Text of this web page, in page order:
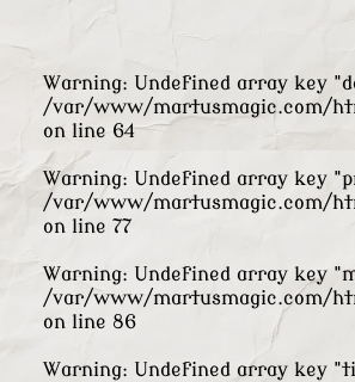
Warning: Undefined array key
/var/www/martusmagic.com/
on line 64
Warning: Undefined array key
/var/www/martusmagic.com/
on line 77
Warning: Undefined array key
/var/www/martusmagic.com/
on line 86
Warning: Undefined array key